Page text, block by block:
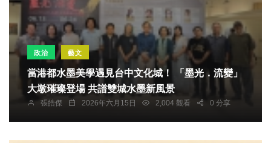
政治 藝文
當港都水墨美學遇見台中文化城！ 「墨光．流變」
大墩璀璨登場 共譜雙城水墨新風景
張皓傑 2026年六月15日 2,004 觀看 0 分享